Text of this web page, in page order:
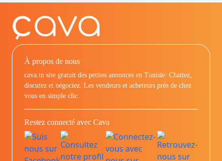
À propos de nous
cava.tn site gratuit des petites annonces en Tunisie: Chattez,
discutez et négociez. Les vendeurs et acheteurs prés de chez
vous en simple clic.
Restez connecté avec Cava